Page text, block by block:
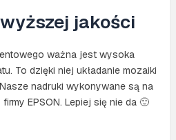
jakości
ważna jest wysoka
To dzięki niej układanie mozaiki
nadruki wykonywane są na
EPSON. Lepiej się nie da 🙂